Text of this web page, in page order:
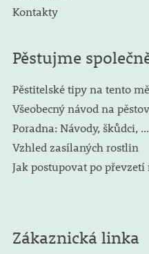
Kontakty
Pěstujme
Pěstitelské tipy na tento
Všeobecný návod na
Poradna: Návody, škůdci,
Vzhled zasílaných rostlin
Jak postupovat po
Zákaznická linka